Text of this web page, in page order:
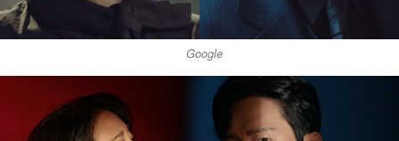
Google